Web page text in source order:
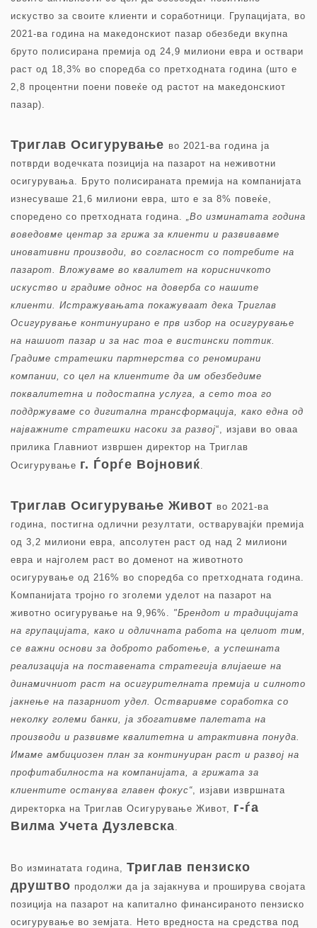
искуство за своите клиенти и соработници. Групацијата, во
2021-ва година на македонскиот пазар обезбеди вкупна
бруто полисирана премија од 24,9 милиони евра и оствари
раст од 18,3% во споредба со претходната година (што е
2,8 процентни поени повеќе од растот на македонскиот
пазар).
Триглав Осигурување во 2021-ва година ја
потврди водечката позиција на пазарот на неживотни
осигурувања. Бруто полисираната премија на компанијата
изнесуваше 21,6 милиони евра, што е за 8% повеќе,
споредено со претходната година. „Во изминатата година
воведовме центар за грижа за клиенти и развивавме
иновативни производи, во согласност со потребите на
пазарот. Вложуваме во квалитет на корисничкото
искуство и градиме однос на доверба со нашите
клиенти. Истражувањата покажуваат дека Триглав
Осигурување континуирано е прв избор на осигурување
на нашиот пазар и за нас тоа е вистински поттик.
Градиме стратешки партнерства со реномирани
компании, со цел на клиентите да им обезбедиме
поквалитетна и подостапна услуга, а сето тоа го
поддржуваме со дигитална трансформација, како една од
најважните стратешки насоки за развој“, изјави во оваа
прилика Главниот извршен директор на Триглав
Осигурување г. Ѓорѓе Војновиќ.
Триглав Осигурување Живот во 2021-ва
година, постигна одлични резултати, остварувајќи премија
од 3,2 милиони евра, апсолутен раст од над 2 милиони
евра и најголем раст во доменот на животното
осигурување од 216% во споредба со претходната година.
Компанијата тројно го зголеми уделот на пазарот на
животно осигурување на 9,96%. "Брендот и традицијата
на групацијата, како и одличната работа на целиот тим,
се важни основи за доброто работење, а успешната
реализација на поставената стратегија влијаеше на
динамичниот раст на осигурителната премија и силното
јакнење на пазарниот удел. Остваривме соработка со
неколку големи банки, ја збогативме палетата на
производи и развивме квалитетна и атрактивна понуда.
Имаме амбициозен план за континуиран раст и развој на
профитабилноста на компанијата, а грижата за
клиентите останува главен фокус“, изјави извршната
директорка на Триглав Осигурување Живот, г-ѓа
Вилма Учета Дузлевска.
Во изминатата година, Триглав пензиско
друштво продолжи да ја зајакнува и проширува својата
позиција на пазарот на капитално финансираното пензиско
осигурување во земјата. Нето вредноста на средства под